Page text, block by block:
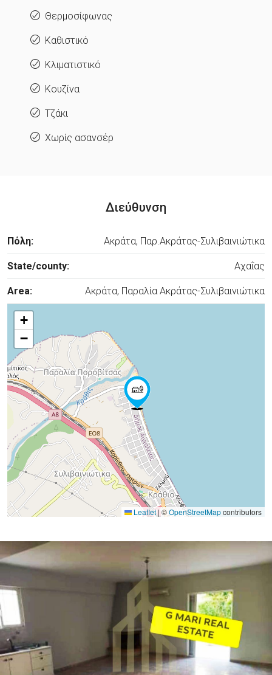
Θερμοσίφωνας
Καθιστικό
Κλιματιστικό
Κουζίνα
Τζάκι
Χωρίς ασανσέρ
Διεύθυνση
Πόλη: Ακράτα, Παρ.Ακράτας-Συλιβαινιώτικα
State/county: Αχαΐας
Area: Ακράτα, Παραλία Ακράτας-Συλιβαινιώτικα
+
−
Leaflet | ©OpenStreetMapcontributors